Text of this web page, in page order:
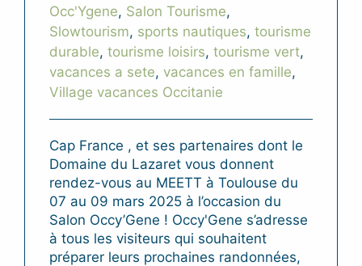
Occ'Ygene, Salon Tourisme,
Slowtourism, sports nautiques, tourisme
durable, tourisme loisirs, tourisme vert,
vacances a sete, vacances en famille,
Village vacances Occitanie
Cap France , et ses partenaires dont le
Domaine du Lazaret vous donnent
rendez-vous au MEETT à Toulouse du
07 au 09 mars 2025 à l’occasion du
Salon Occy’Gene ! Occy'Gene s’adresse
à tous les visiteurs qui souhaitent
préparer leurs prochaines randonnées,